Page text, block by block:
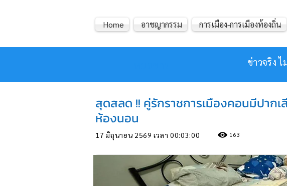
ข่าวจริง
Home อาชญากรรม การเมือง-การเมืองท้องถิ่น
สุดสลด !! คู่รักราชการเมืองคอนมีปา
ห้องนอน
17 มิถุนายน 2569 เวลา 00:03:00 163